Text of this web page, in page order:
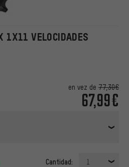
1X11 VELOCIDADES
en vez de 77,30€
67,99€
Cantidad: 1